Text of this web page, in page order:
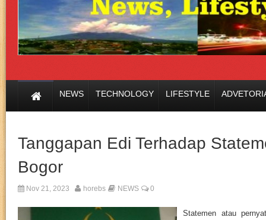
NEWS TECHNOLOGY LIFESTYLE
Tanggapan Edi Terhadap
Bogor
Nov 21, 2023 horebs NEWS 0
Statemen atau